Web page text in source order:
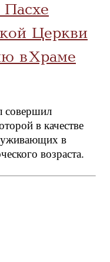
Церкви
в Храме
совершил
в качестве
в
возраста.